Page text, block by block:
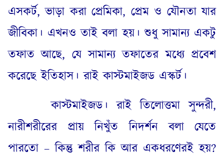
এসকর্ট,ভাড়া করা প্রেমিকা, প্রেম ও যৌনতা যার
জীবিকা। এখনও তাই বলা হয়। শুধু সামান্য একটু
তফাত আছে, যে সামান্য তফাতের মধ্যে প্রবেশ
করেছে ইতিহাস। রাই কাস্টমাইজড এস্কর্ট।
কাস্টমাইজড। রাই তিলোত্তমা সুন্দরী,
নারীশরীরের প্রায় নিখুঁত নিদর্শন বলা যেতে
পারতো – কিন্তু শরীর কি আর একধরণেরই হয়?